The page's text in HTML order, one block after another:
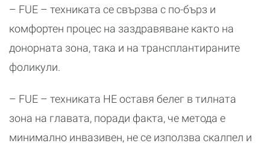
– FUE – техниката се свързва с по-бърз и
комфортен процес на заздравяване както на
донорната зона, така и на трансплантираните
фоликули.
– FUE – техниката НЕ оставя белег в тилната
зона на главата, поради факта, че метода е
минимално инвазивен, не се използва скалпел и